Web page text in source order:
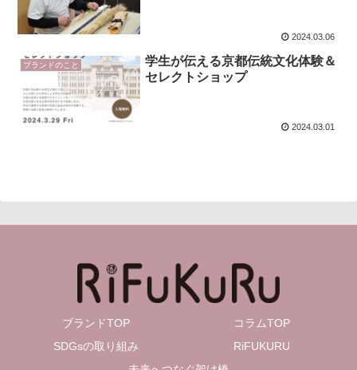
2024.03.06
ブランドのこと
学生が伝える京都伝統文化体験＆
セレクトショップ
2024.03.01
ブランドTOP
コラムTOP
SDGsの取り組み
RiFUKURU